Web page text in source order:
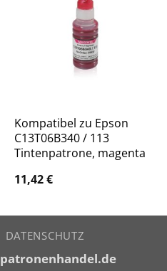
Kompatibel zu Epson
C13T06B340 / 113
Tintenpatrone, magenta
11,42€
DATENSCHUTZ
patronenhandel.de